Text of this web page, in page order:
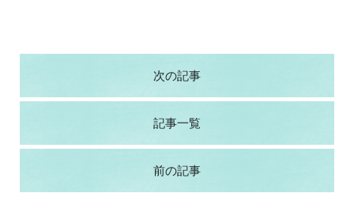
次の記事
記事一覧
前の記事